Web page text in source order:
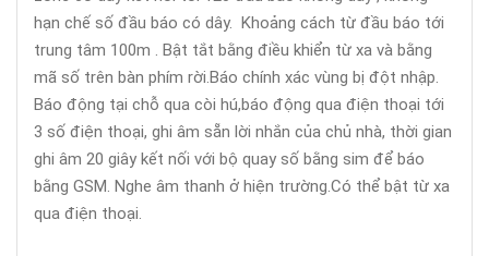
hạn chế số đầu báo có dây. Khoảng cách từ đầu báo tới
trung tâm 100m . Bật tắt bằng điều khiển từ xa và bằng
mã số trên bàn phím rời.Báo chính xác vùng bị đột nhập.
Báo động tại chỗ qua còi hú,báo động qua điện thoại tới
3 số điện thoại, ghi âm sẵn lời nhắn của chủ nhà, thời gian
ghi âm 20 giây kết nối với bộ quay số bằng sim để báo
bằng GSM. Nghe âm thanh ở hiện trường.Có thể bật từ xa
qua điện thoại.